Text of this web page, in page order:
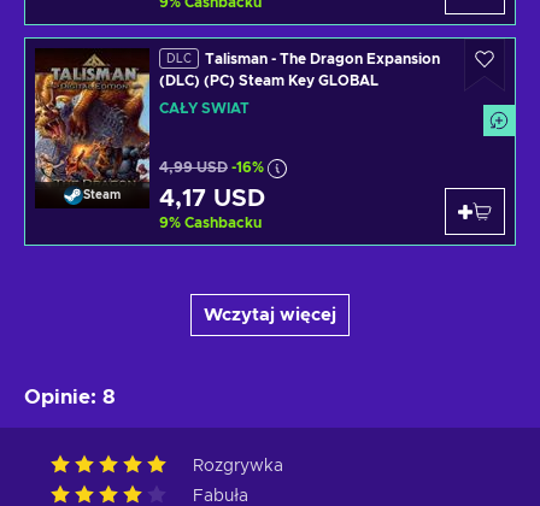
Steam
DLC
Talisman - The Dragon Expansion
(DLC) (PC) Steam Key GLOBAL
CAŁY ŚWIAT
4,99 USD -16%
4,17 USD
9% Cashbacku
Wczytaj więcej
Opinie: 8
Rozgrywka
Fabuła